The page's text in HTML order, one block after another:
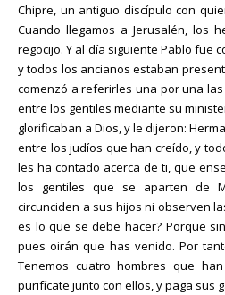
Chipre, un antiguo discípulo con
Cuando llegamos a Jerusalén, los
regocijo. Y al día siguiente Pablo fue
y todos los ancianos estaban
comenzó a referirles una por una
entre los gentiles mediante su
glorificaban a Dios, y le dijeron:
entre los judíos que han creído, y
les ha contado acerca de ti, que
los gentiles que se aparten de
circunciden a sus hijos ni observen
es lo que se debe hacer? Porque
pues oirán que has venido. Por
Tenemos cuatro hombres que
purifícate junto con ellos, y paga sus